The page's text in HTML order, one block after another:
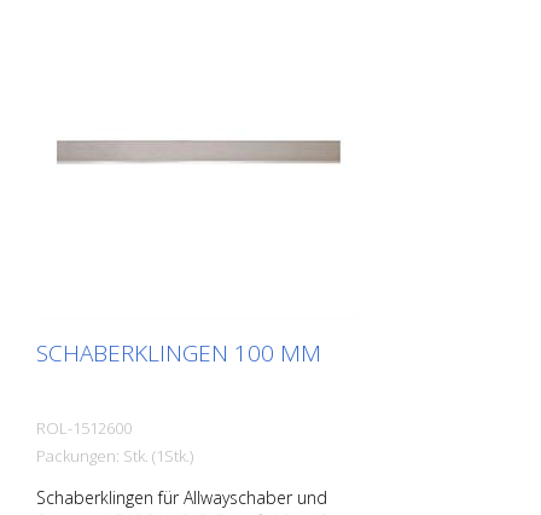
SCHABERKLINGEN 100 MM
ROL-1512600
Packungen: Stk. (1Stk.)
Schaberklingen für Allwayschaber und